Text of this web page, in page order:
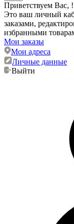
Приветствуем Вас, !
Это ваш личный
заказами,
избранными
Мои заказы
Мои адреса
Личные данные
Выйти